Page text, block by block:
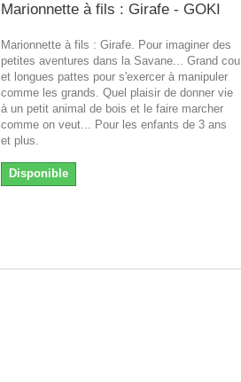
Marionnette à fils : Girafe - GOKI
Marionnette à fils : Girafe. Pour imaginer des
petites aventures dans la Savane... Grand cou
et longues pattes pour s'exercer à manipuler
comme les grands. Quel plaisir de donner vie
à un petit animal de bois et le faire marcher
comme on veut... Pour les enfants de 3 ans
et plus.
Disponible